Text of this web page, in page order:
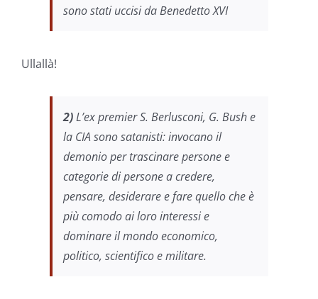
sono stati uccisi da Benedetto XVI
Ullallà!
2)L’ex premier S. Berlusconi, G. Bush e
la CIA sono satanisti: invocano il
demonio per trascinare persone e
categorie di persone a credere,
pensare, desiderare e fare quello che è
più comodo ai loro interessi e
dominare il mondo economico,
politico, scientifico e militare.